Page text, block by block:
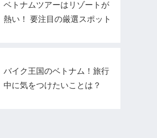
ベトナムツアーはリゾートが
熱い！ 要注目の厳選スポット
バイク王国のベトナム！旅行
中に気をつけたいことは？